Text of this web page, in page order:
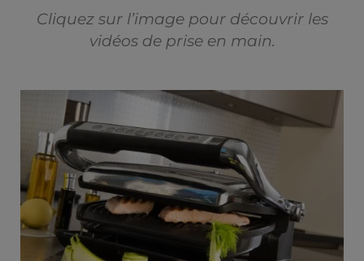
Cliquez sur l’image pour découvrir les
vidéos de prise en main.